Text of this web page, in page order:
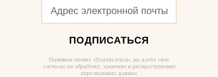
ПОДПИСАТЬСЯ
Нажимая кнопку «Подписаться», вы даете свое
согласие на обработку, хранение и распространение
персональных данных